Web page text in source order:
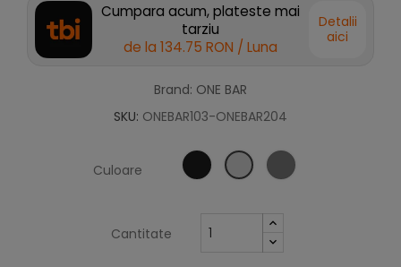
Cumpara acum, plateste mai
tarziu
de la 134.75 RON / Luna
Detalii
aici
Brand: ONE BAR
SKU: ONEBAR103-ONEBAR204
Culoare
Cantitate